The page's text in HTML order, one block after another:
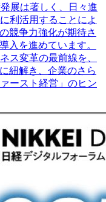
展は著しく、日々進
利活用することによ
競争力強化が期待さ
入を進めています。
ス変革の最前線を、
紐解き、企業のさら
ースト経営」のヒン